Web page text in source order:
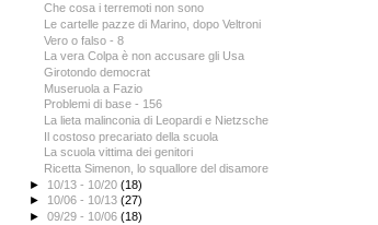
Che cosa i terremoti non sono
Le cartelle pazze di Marino, dopo Veltroni
Vero o falso - 8
La vera Colpa è non accusare gli Usa
Girotondo democrat
Museruola a Fazio
Problemi di base - 156
La lieta malinconia di Leopardi e Nietzsche
Il costoso precariato della scuola
La scuola vittima dei genitori
Ricetta Simenon, lo squallore del disamore
► 10/13 - 10/20(18)
► 10/06 - 10/13(27)
►09/29 - 10/06(18)